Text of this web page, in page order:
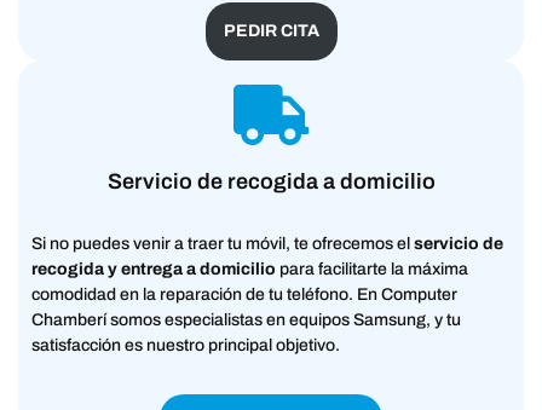
PEDIR CITA
Servicio de recogida a domicilio
Si no puedes venir a traer tu móvil, te ofrecemos el servicio de
recogida y entrega a domicilio para facilitarte la máxima
comodidad en la reparación de tu teléfono. En Computer
Chamberí somos especialistas en equipos Samsung, y tu
satisfacción es nuestro principal objetivo.